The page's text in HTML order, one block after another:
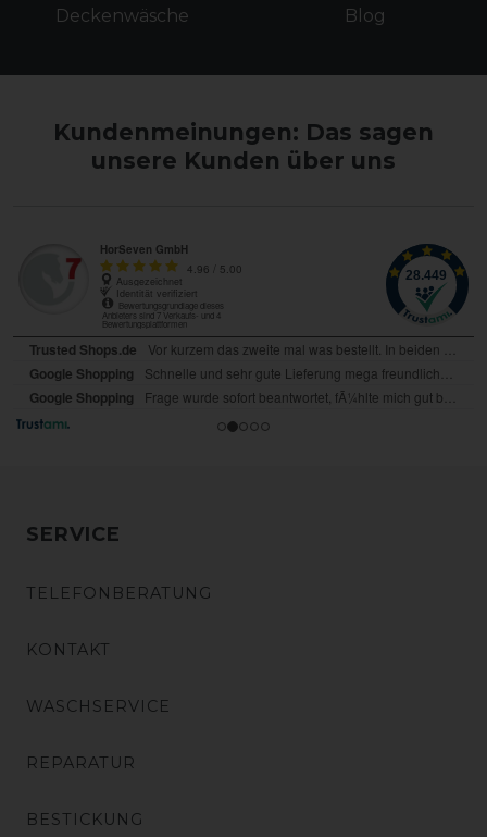
Deckenwäsche Blog
Kundenmeinungen: Das sagen
unsere Kunden über uns
SERVICE
TELEFONBERATUNG
KONTAKT
WASCHSERVICE
REPARATUR
BESTICKUNG